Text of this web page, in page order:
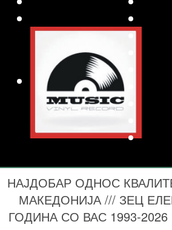
НАЈДОБАР ОДНОС
МАКЕДОНИЈА /// ЗЕЦ
ГОДИНА СО ВАС 1993-